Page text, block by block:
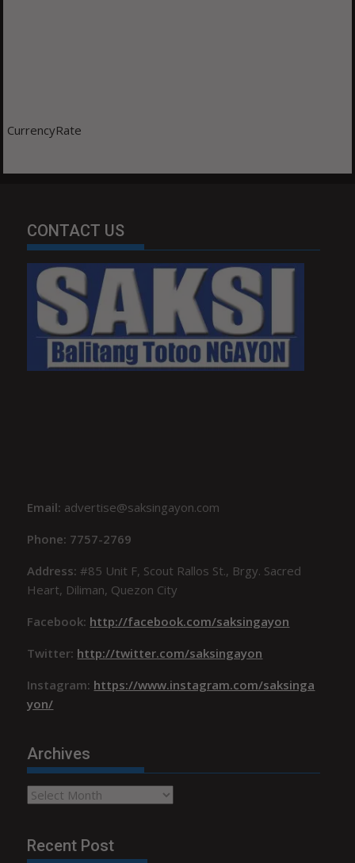
CurrencyRate
CONTACT US
Email: advertise@saksingayon.com
Phone: 7757-2769
Address:#85 Unit F, Scout Rallos St., Brgy. Sacred
Heart, Diliman, Quezon City
Facebook: http://facebook.com/saksingayon
Twitter: http://twitter.com/saksingayon
Instagram: https://www.instagram.com/saksinga
yon/
Archives
Archives
Recent Post